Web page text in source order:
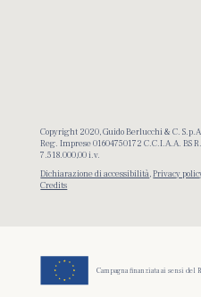
Copyright 2020, Guido Berlucchi & C.
Reg. Imprese 01604750172 C.C.I.A.A. BS
7.518.000,00 i.v.
Dichiarazione di accessibilità,Privacy
Credits
Campagna finanziata ai sensi del